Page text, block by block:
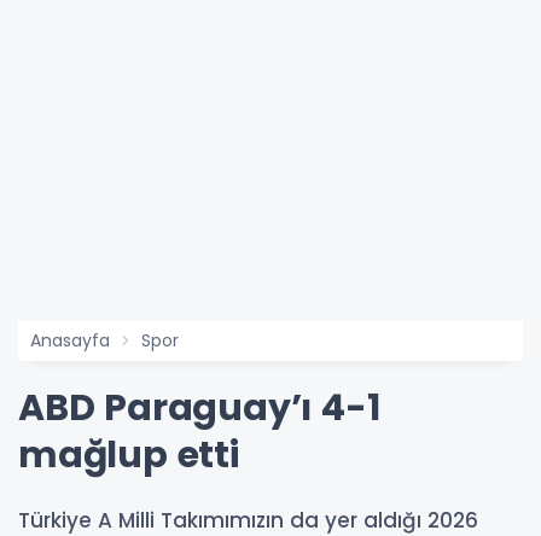
Anasayfa Spor
ABD Paraguay’ı 4-1
mağlup etti
Türkiye A Milli Takımımızın da yer aldığı 2026